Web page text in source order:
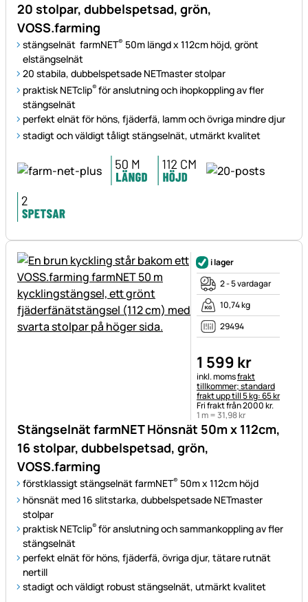
20 stolpar, dubbelspetsad, grön,
VOSS.farming
stängselnät farmNET® 50m längd x 112cm höjd, grönt
elstängselnät
20 stabila, dubbelspetsade NETmaster stolpar
praktisk NETclip® för anslutning och ihopkoppling av fler
stängselnät
perfekt elnät för höns, fjäderfä, lamm och övriga mindre djur
stadigt och väldigt tåligt stängselnät, utmärkt kvalitet
Stängselnät farmNET Hönsnät 50m x 112cm,
16 stolpar, dubbelspetsad, grön,
VOSS.farming
förstklassigt stängselnät farmNET® 50m x 112cm höjd
hönsnät med 16 slitstarka, dubbelspetsade NETmaster
stolpar
praktisk NETclip® för anslutning och sammankoppling av fler
stängselnät
perfekt elnät för höns, fjäderfä, övriga djur, tätare rutnät
nertill
stadigt och väldigt robust stängselnät, utmärkt kvalitet
i lager
2 - 5 vardagar
10,74 kg
29494
1 599 kr
Skatteinformation:
inkl. momsfrakt
tillkommer; standard
frakt upp till 5 kg: 65 kr
Fri frakt från 2000 kr.
1 m =31,98kr